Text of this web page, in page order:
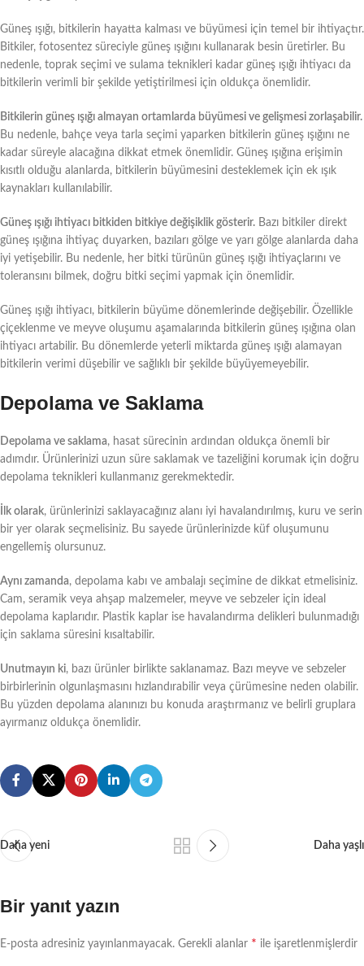
Güneş ışığı, bitkilerin hayatta kalması ve büyümesi için temel bir ihtiyaçtır.
Bitkiler, fotosentez süreciyle güneş ışığını kullanarak besin üretirler. Bu
nedenle, toprak seçimi ve sulama teknikleri kadar güneş ışığı ihtiyacı da
bitkilerin verimli bir şekilde yetiştirilmesi için oldukça önemlidir.
Bitkilerin güneş ışığı almayan ortamlarda büyümesi ve gelişmesi zorlaşabilir.
Bu nedenle, bahçe veya tarla seçimi yaparken bitkilerin güneş ışığını ne
kadar süreyle alacağına dikkat etmek önemlidir. Güneş ışığına erişimin
kısıtlı olduğu alanlarda, bitkilerin büyümesini desteklemek için ek ışık
kaynakları kullanılabilir.
Güneş ışığı ihtiyacı bitkiden bitkiye değişiklik gösterir. Bazı bitkiler direkt
güneş ışığına ihtiyaç duyarken, bazıları gölge ve yarı gölge alanlarda daha
iyi yetişebilir. Bu nedenle, her bitki türünün güneş ışığı ihtiyaçlarını ve
toleransını bilmek, doğru bitki seçimi yapmak için önemlidir.
Güneş ışığı ihtiyacı, bitkilerin büyüme dönemlerinde değişebilir. Özellikle
çiçeklenme ve meyve oluşumu aşamalarında bitkilerin güneş ışığına olan
ihtiyacı artabilir. Bu dönemlerde yeterli miktarda güneş ışığı alamayan
bitkilerin verimi düşebilir ve sağlıklı bir şekilde büyüyemeyebilir.
Depolama ve Saklama
Depolama ve saklama, hasat sürecinin ardından oldukça önemli bir
adımdır. Ürünlerinizi uzun süre saklamak ve tazeliğini korumak için doğru
depolama teknikleri kullanmanız gerekmektedir.
İlk olarak, ürünlerinizi saklayacağınız alanı iyi havalandırılmış, kuru ve serin
bir yer olarak seçmelisiniz. Bu sayede ürünlerinizde küf oluşumunu
engellemiş olursunuz.
Aynı zamanda, depolama kabı ve ambalajı seçimine de dikkat etmelisiniz.
Cam, seramik veya ahşap malzemeler, meyve ve sebzeler için ideal
depolama kaplarıdır. Plastik kaplar ise havalandırma delikleri bulunmadığı
için saklama süresini kısaltabilir.
Unutmayın ki, bazı ürünler birlikte saklanamaz. Bazı meyve ve sebzeler
birbirlerinin olgunlaşmasını hızlandırabilir veya çürümesine neden olabilir.
Bu yüzden depolama alanınızı bu konuda araştırmanız ve belirli gruplara
ayırmanız oldukça önemlidir.
Daha yeni Daha yaşlı
Bir yanıt yazın
E-posta adresiniz yayınlanmayacak. Gerekli alanlar * ile işaretlenmişlerdir